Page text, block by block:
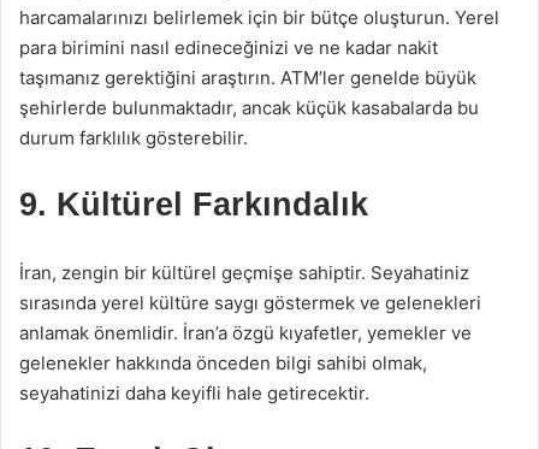
harcamalarınızı belirlemek için bir bütçe oluşturun. Yerel
para birimini nasıl edineceğinizi ve ne kadar nakit
taşımanız gerektiğini araştırın. ATM’ler genelde büyük
şehirlerde bulunmaktadır, ancak küçük kasabalarda bu
durum farklılık gösterebilir.
9. Kültürel Farkındalık
İran, zengin bir kültürel geçmişe sahiptir. Seyahatiniz
sırasında yerel kültüre saygı göstermek ve gelenekleri
anlamak önemlidir. İran’a özgü kıyafetler, yemekler ve
gelenekler hakkında önceden bilgi sahibi olmak,
seyahatinizi daha keyifli hale getirecektir.